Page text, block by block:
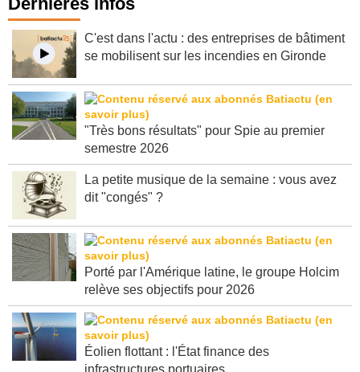
Dernières infos
C'est dans l'actu : des entreprises de bâtiment
"Très bons résultats" pour Spie au premier
La petite musique de la semaine : vous avez
Porté par l'Amérique latine, le groupe Holcim
Éolien flottant : l'État finance des